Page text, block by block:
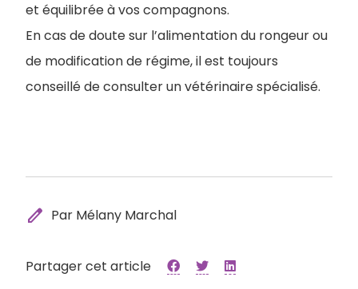
et équilibrée à vos compagnons.
En cas de doute sur l’alimentation du rongeur ou
de modification de régime, il est toujours
conseillé de consulter un vétérinaire spécialisé.
edit Par Mélany Marchal
Partager cet article